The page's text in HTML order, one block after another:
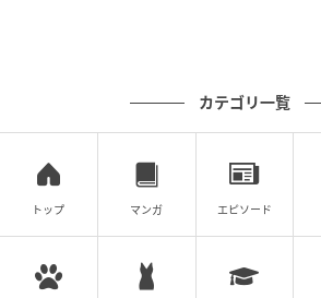
カテゴリ一覧
トップ マンガ エピソード